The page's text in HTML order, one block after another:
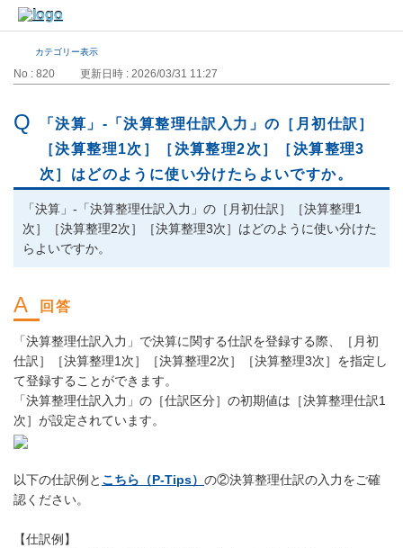
カテゴリー表示
No : 820 更新日時 : 2026/03/31 11:27
「決算」-「決算整理仕訳入力」の［月初仕訳］
［決算整理1次］［決算整理2次］［決算整理3
次］はどのように使い分けたらよいですか。
「決算」-「決算整理仕訳入力」の［月初仕訳］［決算整理1
次］［決算整理2次］［決算整理3次］はどのように使い分けた
らよいですか。
「決算整理仕訳入力」で決算に関する仕訳を登録する際、［月初
仕訳］［決算整理1次］［決算整理2次］［決算整理3次］を指定し
て登録することができます。
「決算整理仕訳入力」の［仕訳区分］の初期値は［決算整理仕訳1
次］が設定されています。
以下の仕訳例と こちら（P-Tips） の②決算整理仕訳の入力をご確
認ください。
【仕訳例】